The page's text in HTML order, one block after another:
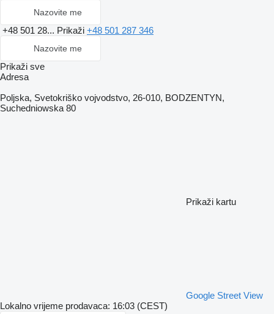
Nazovite me
+48 501 28... Prikaži +48 501 287 346
Nazovite me
Prikaži sve
Adresa
Poljska, Svetokriško vojvodstvo, 26-010, BODZENTYN,
Suchedniowska 80
Prikaži kartu
Google Street View
Lokalno vrijeme prodavaca: 16:03 (CEST)